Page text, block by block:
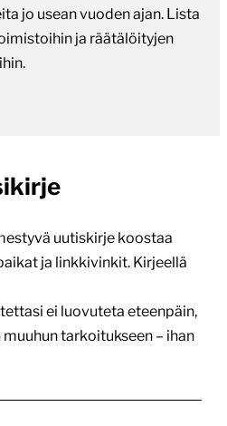
jo usean vuoden ajan. Lista
ja räätälöityjen
uutiskirje koostaa
ja linkkivinkit. Kirjeellä
ei luovuteta eteenpäin,
tarkoitukseen – ihan